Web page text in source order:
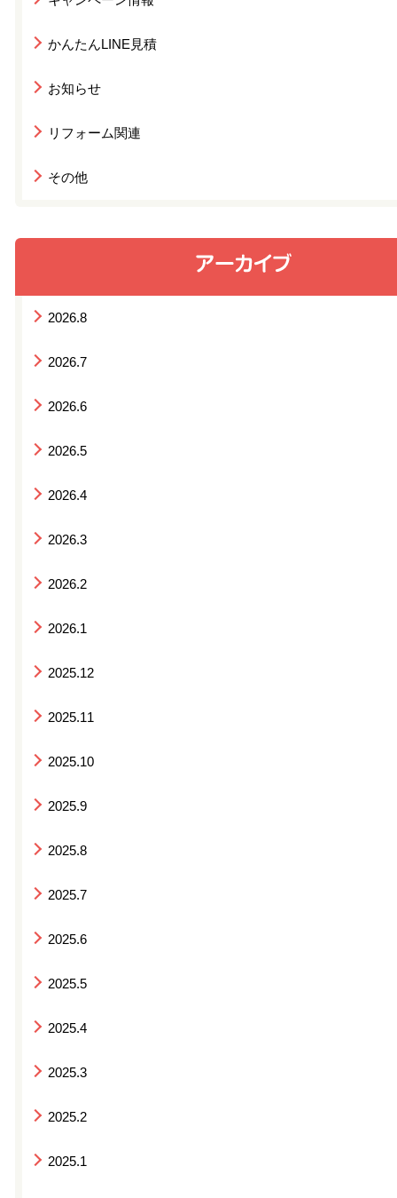
かんたんLINE見積
お知らせ
リフォーム関連
その他
2026.8
2026.7
2026.6
2026.5
2026.4
2026.3
2026.2
2026.1
2025.12
2025.11
2025.10
2025.9
2025.8
2025.7
2025.6
2025.5
2025.4
2025.3
2025.2
2025.1